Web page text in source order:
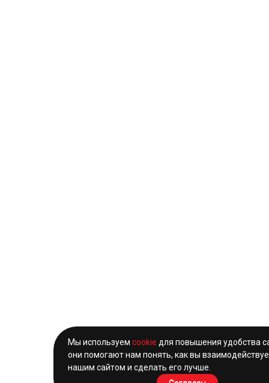
Мы используемcookie для повышения удобства
они помогают нам понять, как вы
нашим сайтом и сделать его лучше.